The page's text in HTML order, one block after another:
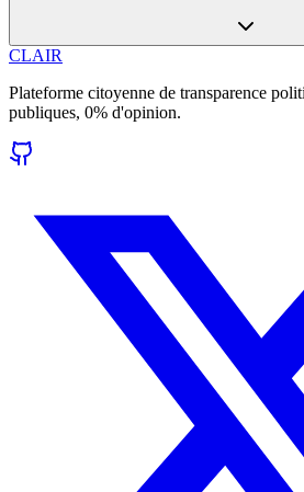
CLAIR
Plateforme citoyenne de transparence
publiques, 0% d'opinion.